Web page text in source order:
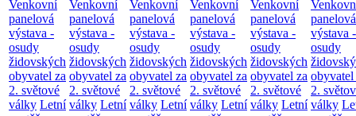
Venkovní
panelová
výstava -
osudy
židovských
obyvatel za
2. světové
války Letní
Venkovní
panelová
výstava -
osudy
židovských
obyvatel za
2. světové
války Letní
Venkovní
panelová
výstava -
osudy
židovských
obyvatel za
2. světové
války Letní
Venkovní
panelová
výstava -
osudy
židovských
obyvatel za
2. světové
války Letní
Venkovní
panelová
výstava -
osudy
židovských
obyvatel za
2. světové
války Letní
panelová
výstava -
osudy
obyvatel
2.
války